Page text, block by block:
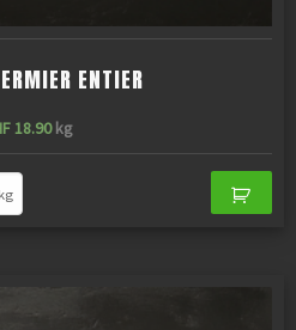
ENTIER
18.90 kg
kg